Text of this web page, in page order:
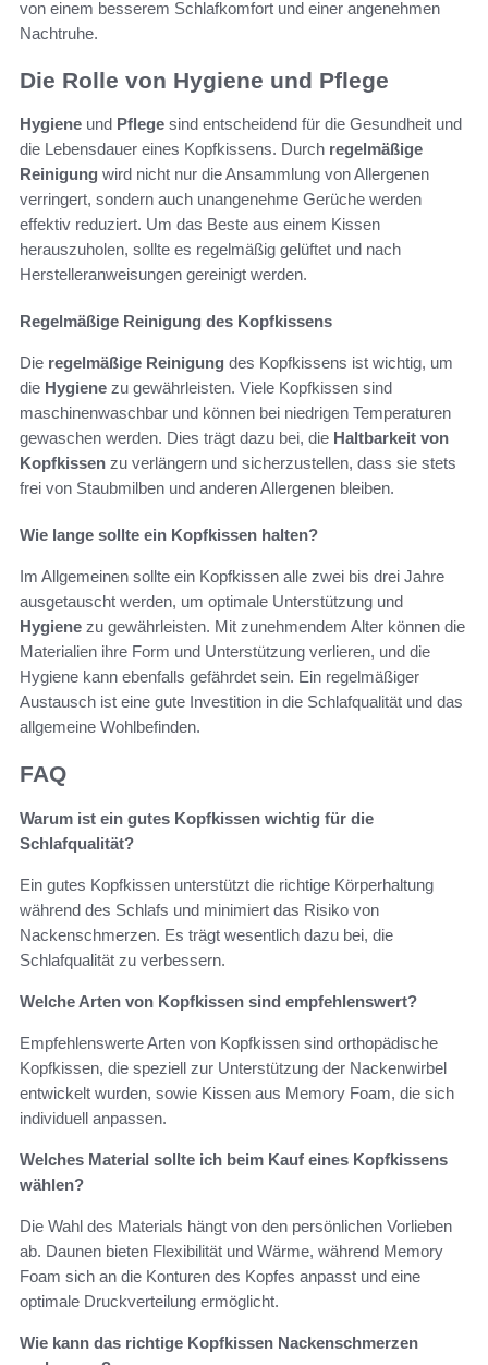
von einem besserem Schlafkomfort und einer angenehmen
Nachtruhe.
Die Rolle von Hygiene und Pflege
Hygiene und Pflege sind entscheidend für die Gesundheit und
die Lebensdauer eines Kopfkissens. Durch regelmäßige
Reinigung wird nicht nur die Ansammlung von Allergenen
verringert, sondern auch unangenehme Gerüche werden
effektiv reduziert. Um das Beste aus einem Kissen
herauszuholen, sollte es regelmäßig gelüftet und nach
Herstelleranweisungen gereinigt werden.
Regelmäßige Reinigung des Kopfkissens
Die regelmäßige Reinigung des Kopfkissens ist wichtig, um
die Hygiene zu gewährleisten. Viele Kopfkissen sind
maschinenwaschbar und können bei niedrigen Temperaturen
gewaschen werden. Dies trägt dazu bei, die Haltbarkeit von
Kopfkissen zu verlängern und sicherzustellen, dass sie stets
frei von Staubmilben und anderen Allergenen bleiben.
Wie lange sollte ein Kopfkissen halten?
Im Allgemeinen sollte ein Kopfkissen alle zwei bis drei Jahre
ausgetauscht werden, um optimale Unterstützung und
Hygiene zu gewährleisten. Mit zunehmendem Alter können die
Materialien ihre Form und Unterstützung verlieren, und die
Hygiene kann ebenfalls gefährdet sein. Ein regelmäßiger
Austausch ist eine gute Investition in die Schlafqualität und das
allgemeine Wohlbefinden.
FAQ
Warum ist ein gutes Kopfkissen wichtig für die
Schlafqualität?
Ein gutes Kopfkissen unterstützt die richtige Körperhaltung
während des Schlafs und minimiert das Risiko von
Nackenschmerzen. Es trägt wesentlich dazu bei, die
Schlafqualität zu verbessern.
Welche Arten von Kopfkissen sind empfehlenswert?
Empfehlenswerte Arten von Kopfkissen sind orthopädische
Kopfkissen, die speziell zur Unterstützung der Nackenwirbel
entwickelt wurden, sowie Kissen aus Memory Foam, die sich
individuell anpassen.
Welches Material sollte ich beim Kauf eines Kopfkissens
wählen?
Die Wahl des Materials hängt von den persönlichen Vorlieben
ab. Daunen bieten Flexibilität und Wärme, während Memory
Foam sich an die Konturen des Kopfes anpasst und eine
optimale Druckverteilung ermöglicht.
Wie kann das richtige Kopfkissen Nackenschmerzen